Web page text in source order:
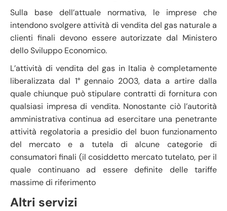
Sulla base dell’attuale normativa, le imprese che
intendono svolgere attività di vendita del gas naturale a
clienti finali devono essere autorizzate dal Ministero
dello Sviluppo Economico.
L’attività di vendita del gas in Italia è completamente
liberalizzata dal 1° gennaio 2003, data a artire dalla
quale chiunque può stipulare contratti di fornitura con
qualsiasi impresa di vendita. Nonostante ciò l’autorità
amministrativa continua ad esercitare una penetrante
attività regolatoria a presidio del buon funzionamento
del mercato e a tutela di alcune categorie di
consumatori finali (il cosiddetto mercato tutelato, per il
quale continuano ad essere definite delle tariffe
massime di riferimento
Altri servizi